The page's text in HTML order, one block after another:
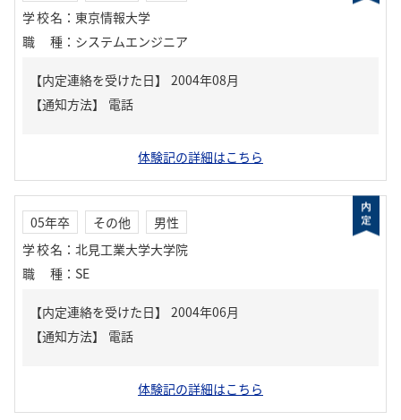
学校名 ： 東京情報大学
職種 ： システムエンジニア
【内定連絡を受けた日】
2004年08月
【通知方法】
電話
体験記の詳細はこちら
05年卒 その他
男性
学校名 ： 北見工業大学大学院
職種 ： SE
【内定連絡を受けた日】
2004年06月
【通知方法】
電話
体験記の詳細はこちら